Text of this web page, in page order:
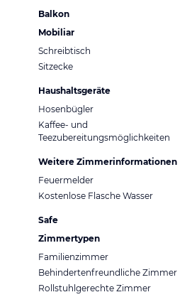
Balkon
Mobiliar
Schreibtisch
Sitzecke
Haushaltsgeräte
Hosenbügler
Kaffee- und
Teezubereitungsmöglichkeiten
Weitere Zimmerinformationen
Feuermelder
Kostenlose Flasche Wasser
Safe
Zimmertypen
Familienzimmer
Behindertenfreundliche Zimmer
Rollstuhlgerechte Zimmer